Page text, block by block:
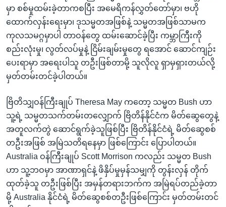
မှာ စစ်မှုထမ်းခဲ့တာကစပြီး အမေရိကန်လွှတ်တော်မှာ၊ ဗဟို
ထောက်လှန်းရေးမှာ၊ ဒုသမ္မတအဖြစ်နဲ့ သမ္မတအဖြစ်သာမက
ကုလသမဂ္ဂမှာပါ တာဝန်တွေ ထမ်းဆောင်ခဲ့ပြီး ကမ္ဘာကြီးကို
စည်းလုံးမှု၊ လွတ်လပ်မှုနဲ့ ငြိမ်းချမ်းမှုတွေ ရအောင် ဆောင်ကျဉ်း
ပေးရာမှာ အရေးပါသူ တဦးဖြစ်တာမို့ သူလိုလူ ရှာမှရှားတယ်လို့
မှတ်တမ်းတင်ခဲ့ပါတယ်။
ဗြိတိသျှဝန်ကြီးချုပ် Theresa May ကတော့ သမ္မတ Bush ဟာ
သူ့ရဲ့ သမ္မတသက်တမ်းတလျှောက် ဗြိတိန်နိုင်ငံက မိတ်ဆွေတွေနဲ့
အတူလက်တွဲ ဆောင်ရွက်ခဲ့သူဖြစ်ပြီး ဗြိတိန်နိုင်ငံရဲ့ မိတ်ဆွေစစ်
တဦးအဖြစ် အမြဲသတိရနေမှာ ဖြစ်ကြောင်း ပြောပါတယ်။
Australia ဝန်ကြီးချုပ် Scott Morrison ကလည်း သမ္မတ Bush
ဟာ သူ့ဘဝမှာ အာဏာရှင်နဲ့ ဖိနှိပ်မှုမှန်သမျှကို တွန်းလှန် တိုက်
ထုတ်ခဲ့သူ တဦးဖြစ်ပြီး အမှန်တရားဘက်က အမြဲရပ်တည်ခဲ့တာ
မို့ Australia နိုင်ငံရဲ့ မိတ်ဆွေစစ်တဦးဖြစ်ကြောင်း မှတ်တမ်းတင်